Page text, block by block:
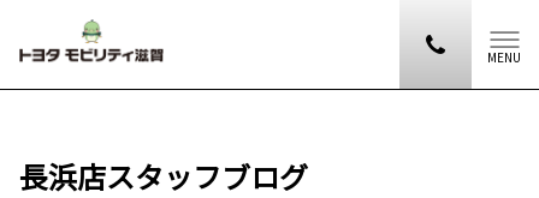
MENU
長浜店スタッフブログ